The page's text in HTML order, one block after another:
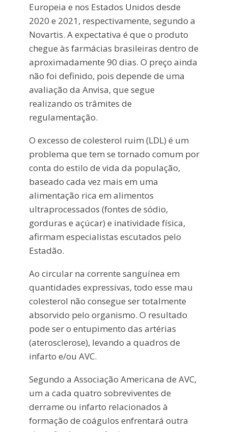
Europeia e nos Estados Unidos desde
2020 e 2021, respectivamente, segundo a
Novartis. A expectativa é que o produto
chegue às farmácias brasileiras dentro de
aproximadamente 90 dias. O preço ainda
não foi definido, pois depende de uma
avaliação da Anvisa, que segue
realizando os trâmites de
regulamentação.
O excesso de colesterol ruim (LDL) é um
problema que tem se tornado comum por
conta do estilo de vida da população,
baseado cada vez mais em uma
alimentação rica em alimentos
ultraprocessados (fontes de sódio,
gorduras e açúcar) e inatividade física,
afirmam especialistas escutados pelo
Estadão.
Ao circular na corrente sanguínea em
quantidades expressivas, todo esse mau
colesterol não consegue ser totalmente
absorvido pelo organismo. O resultado
pode ser o entupimento das artérias
(aterosclerose), levando a quadros de
infarto e/ou AVC.
Segundo a Associação Americana de AVC,
um a cada quatro sobreviventes de
derrame ou infarto relacionados à
formação de coágulos enfrentará outra